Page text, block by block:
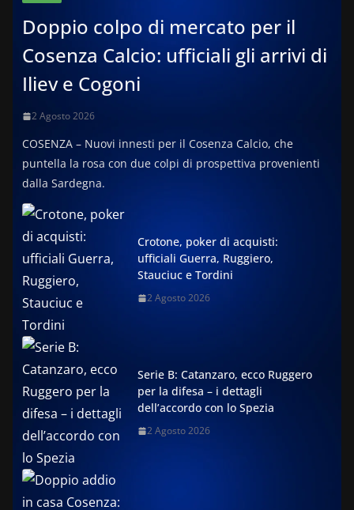
Doppio colpo di mercato per il
Cosenza Calcio: ufficiali gli arrivi di
Iliev e Cogoni
2 Agosto 2026
COSENZA – Nuovi innesti per il Cosenza Calcio, che
puntella la rosa con due colpi di prospettiva provenienti
dalla Sardegna.
Crotone, poker di acquisti:
ufficiali Guerra, Ruggiero,
Stauciuc e Tordini
2 Agosto 2026
Serie B: Catanzaro, ecco Ruggero
per la difesa – i dettagli
dell’accordo con lo Spezia
2 Agosto 2026